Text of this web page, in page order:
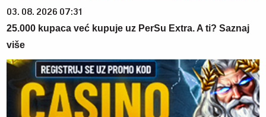
03. 08. 2026 07:31
25.000 kupaca već kupuje uz PerSu Extra. A ti? Saznaj
više